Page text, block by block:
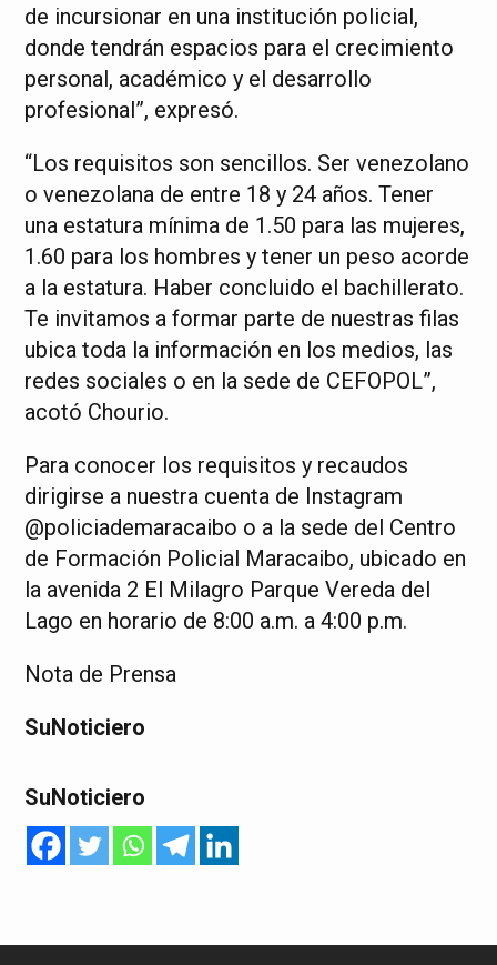
de incursionar en una institución policial,
donde tendrán espacios para el crecimiento
personal, académico y el desarrollo
profesional”, expresó.
“Los requisitos son sencillos. Ser venezolano
o venezolana de entre 18 y 24 años. Tener
una estatura mínima de 1.50 para las mujeres,
1.60 para los hombres y tener un peso acorde
a la estatura. Haber concluido el bachillerato.
Te invitamos a formar parte de nuestras filas
ubica toda la información en los medios, las
redes sociales o en la sede de CEFOPOL”,
acotó Chourio.
Para conocer los requisitos y recaudos
dirigirse a nuestra cuenta de Instagram
@policiademaracaibo o a la sede del Centro
de Formación Policial Maracaibo, ubicado en
la avenida 2 El Milagro Parque Vereda del
Lago en horario de 8:00 a.m. a 4:00 p.m.
Nota de Prensa
SuNoticiero
SuNoticiero